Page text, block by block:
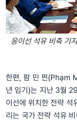
응이선 석유 비축 기
한편, 팜 민 찐(Phạm
년 임기)는 지난 3월
이선에 위치한 전략 석
리는 국가 전략 석유